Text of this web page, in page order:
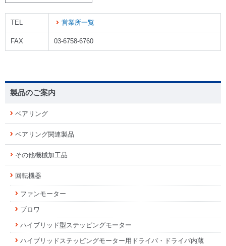
TEL 営業所一覧
FAX 03-6758-6760
製品のご案内
ベアリング
ベアリング関連製品
その他機械加工品
回転機器
ファンモーター
ブロワ
ハイブリッド型ステッピングモーター
ハイブリッドステッピングモーター用ドライバ・ドライバ内蔵